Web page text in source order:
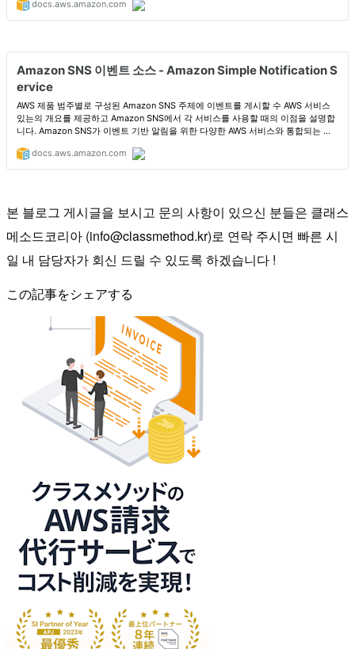
본 블로그 게시글을 보시고 문의 사항이 있으신 분들은 클래스
메소드코리아 (info@classmethod.kr)로 연락 주시면 빠른 시
일 내 담당자가 회신 드릴 수 있도록 하겠습니다 !
この記事をシェアする